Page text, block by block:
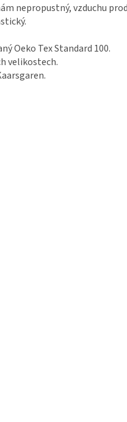
nepropustný, vzduchu
Oeko Tex Standard 100.
velikostech.